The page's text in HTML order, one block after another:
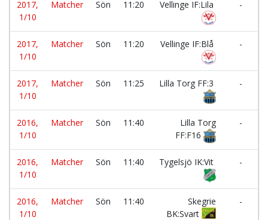
2017,
1/10
Matcher Sön 11:20 Vellinge IF:Lila
-
2017,
1/10
Matcher Sön 11:20 Vellinge IF:Blå
-
2017,
1/10
Matcher Sön 11:25 Lilla Torg FF:3
-
2016,
1/10
Matcher Sön 11:40
Lilla Torg
FF:F16
-
2016,
1/10
Matcher Sön 11:40 Tygelsjö IK:Vit
-
2016,
1/10
Matcher Sön 11:40
Skegrie
BK:Svart
-